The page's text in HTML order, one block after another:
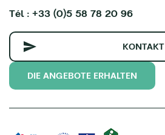
Tél : +33 (0)5 58 78 20 96
KONTAKT
DIE ANGEBOTE ERHALTEN